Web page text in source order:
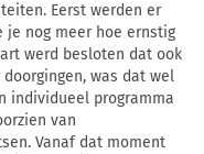
Eerst werden er
nog meer hoe ernstig
werd besloten dat ook
was dat wel
individueel programma
van
Vanaf dat moment